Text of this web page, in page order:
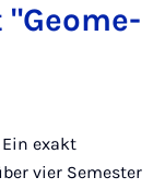
"Geo­me­
exakt
vier Semester